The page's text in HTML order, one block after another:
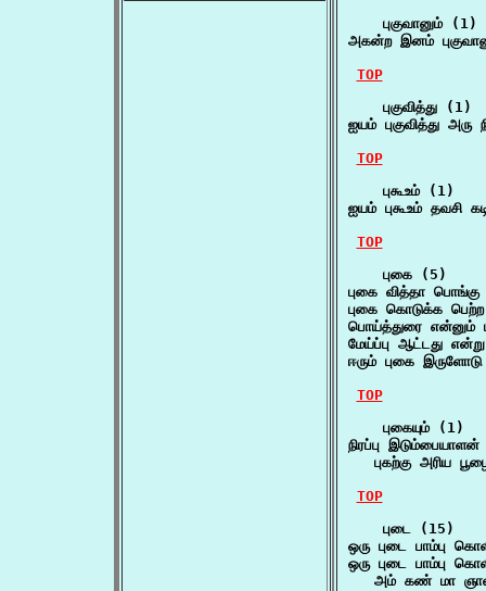
    புகுவானும் (1)
அகன்ற இனம்
TOP
    புகுவித்து (1)
ஐயம் புகுவித்து
TOP
    புகூஉம் (1)
ஐயம் புகூஉம் தவசி
TOP
    புகை (5)
புகை வித்தா
புகை கொடுக்க
பொய்த்துரை என்னும்
மேய்ப்பு ஆட்டது
ஈரும் புகை
TOP
    புகையும் (1)
நிரப்பு இடும்பையாளன்
புகற்கு அரிய
TOP
    புடை (15)
ஒரு புடை பாம்பு
ஒரு புடை பாம்பு
அம் கண் மா